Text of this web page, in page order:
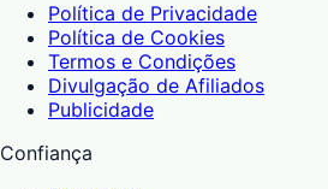
Política de Privacidade
Política de Cookies
Termos e Condições
Divulgação de Afiliados
Publicidade
Confiança